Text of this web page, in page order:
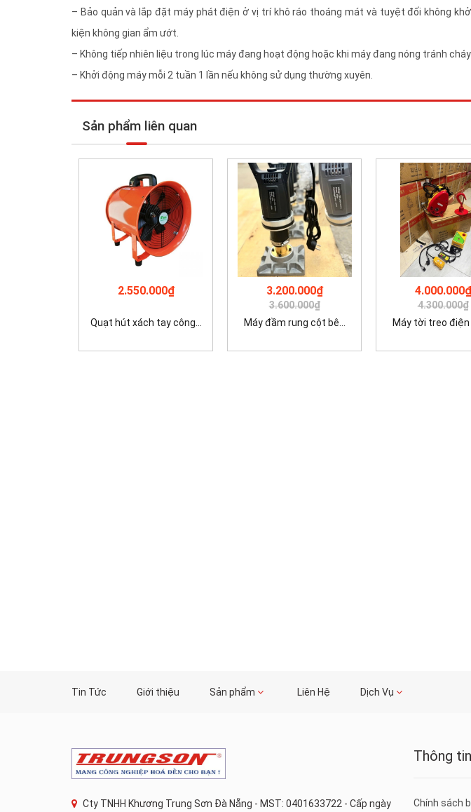
– Bảo quản và lắp đặt máy phát điện ở vị trí khô ráo thoáng mát và tuyệt đối không
kiện không gian ẩm ướt.
– Không tiếp nhiên liệu trong lúc máy đang hoạt động hoặc khi máy đang nóng tránh cháy
– Khởi động máy mỗi 2 tuần 1 lần nếu không sử dụng thường xuyên.
Sản phẩm liên quan
2.550.000₫
Quạt hút xách tay công...
3.200.000₫
3.600.000₫
Máy đầm rung cột bê...
4.000.000₫
4.300.000₫
Máy tời treo điện
Tin Tức Giới thiệu Sản phẩm Liên Hệ Dịch Vụ
Cty TNHH Khương Trung Sơn Đà Nẵng - MST: 0401633722 - Cấp ngày
Thông tin
Chính sách